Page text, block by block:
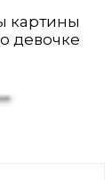
картины
девочке